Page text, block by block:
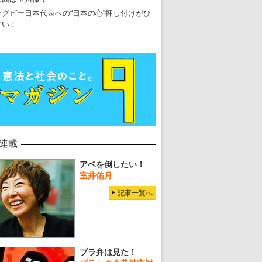
グビー日本代表への“日本の心”押し付けがひ
！
載
アベを倒したい！
室井佑月
記事一覧へ
ブラ弁は見た！